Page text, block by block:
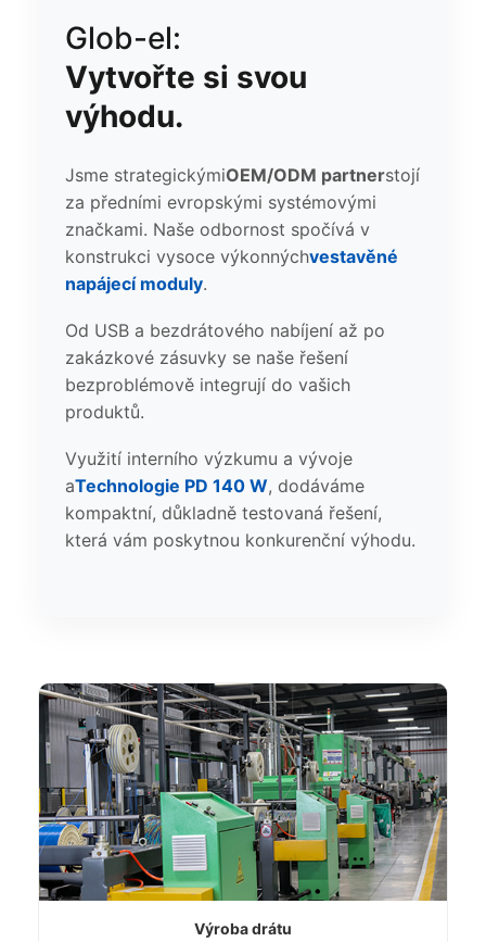
Glob-el:
Vytvořte si svou
výhodu.
Jsme strategickýmiOEM/ODM partnerstojí
za předními evropskými systémovými
značkami. Naše odbornost spočívá v
konstrukci vysoce výkonnýchvestavěné
napájecí moduly.
Od USB a bezdrátového nabíjení až po
zakázkové zásuvky se naše řešení
bezproblémově integrují do vašich
produktů.
Využití interního výzkumu a vývoje
aTechnologie PD 140 W, dodáváme
kompaktní, důkladně testovaná řešení,
která vám poskytnou konkurenční výhodu.
Výroba drátu